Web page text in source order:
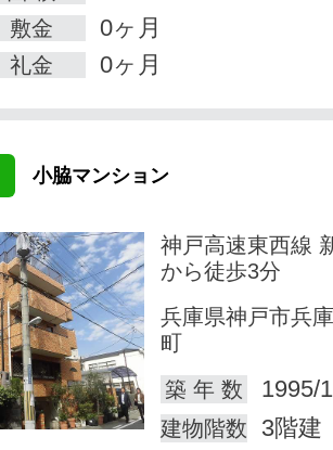
敷金 0ヶ月
礼金 0ヶ月
小脇マンション
神戸高速東西線
から徒歩3分
兵庫県神戸市兵
町
築 年 数
1995/
建物階数 3階建